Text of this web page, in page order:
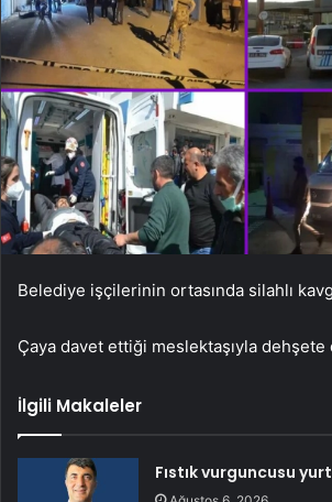
Belediye işçilerinin ortasında silahlı
Çaya davet ettiği meslektaşıyla dehşete
İlgili Makaleler
Fıstık vurguncusu